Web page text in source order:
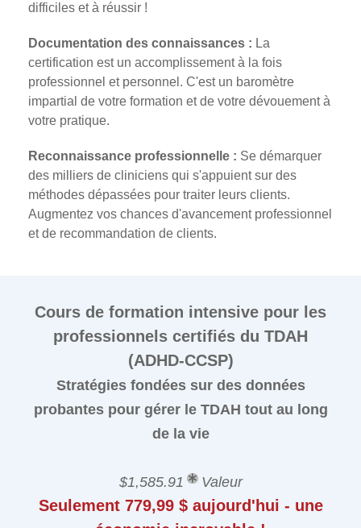
difficiles et à réussir !
Documentation des connaissances : La
certification est un accomplissement à la fois
professionnel et personnel. C'est un baromètre
impartial de votre formation et de votre dévouement à
votre pratique.
Reconnaissance professionnelle : Se démarquer
des milliers de cliniciens qui s'appuient sur des
méthodes dépassées pour traiter leurs clients.
Augmentez vos chances d'avancement professionnel
et de recommandation de clients.
Cours de formation intensive pour les
professionnels certifiés du TDAH
(ADHD-CCSP)
Stratégies fondées sur des données
probantes pour gérer le TDAH tout au long
de la vie
$1,585.91 Valeur
Seulement 779,99 $ aujourd'hui - une